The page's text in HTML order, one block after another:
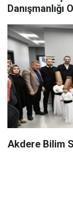
Akdere Bilim